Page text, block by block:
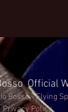
Official
Bosso - Flying
Privacy Policy